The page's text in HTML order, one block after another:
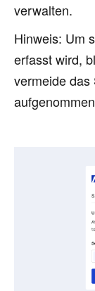
verwalten.
Hinweis: Um
erfasst wird,
vermeide das